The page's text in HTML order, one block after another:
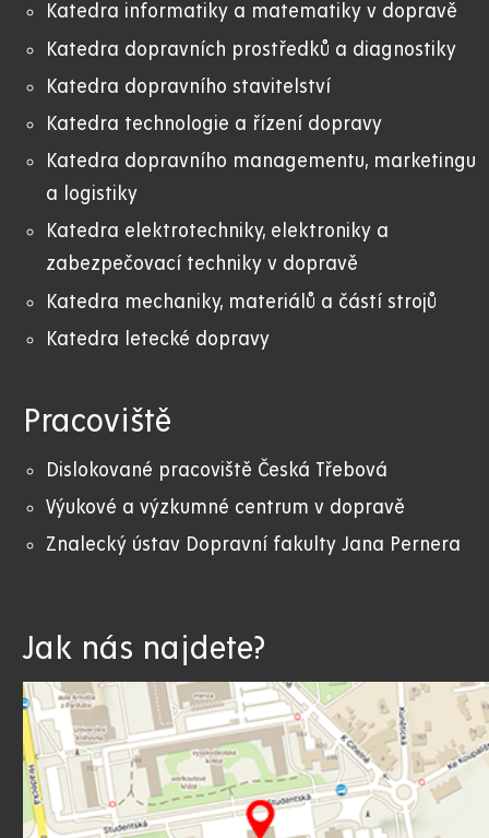
Katedra informatiky a matematiky v dopravě
Katedra dopravních prostředků a diagnostiky
Katedra dopravního stavitelství
Katedra technologie a řízení dopravy
Katedra dopravního managementu, marketingu
a logistiky
Katedra elektrotechniky, elektroniky a
zabezpečovací techniky v dopravě
Katedra mechaniky, materiálů a částí strojů
Katedra letecké dopravy
Pracoviště
Dislokované pracoviště Česká Třebová
Výukové a výzkumné centrum v dopravě
Znalecký ústav Dopravní fakulty Jana Pernera
Jak nás najdete?